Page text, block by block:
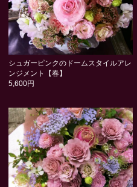
シュガーピンクのドームスタイルアレ
ンジメント【春】
5,600円